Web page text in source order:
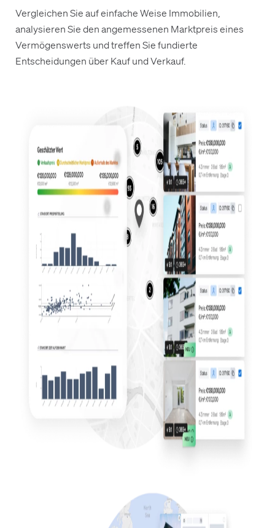
Vergleichen Sie auf einfache Weise Immobilien,
analysieren Sie den angemessenen Marktpreis eines
Vermögenswerts und treffen Sie fundierte
Entscheidungen über Kauf und Verkauf.